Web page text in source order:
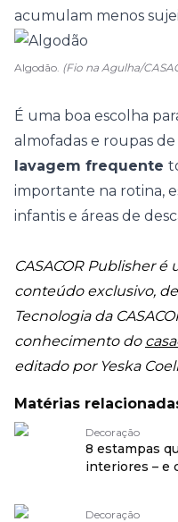
acumulam menos
Algodão. (Fio na Agulha/
É uma boa escolha
almofadas e roupas
lavagem frequente
importante na rotina,
infantis e áreas de
CASACOR Publisher
conteúdo exclusivo,
Tecnologia da
conhecimento do
editado por Yeska
Matérias
Decoração
8 estampas
interiores – e
Decoração